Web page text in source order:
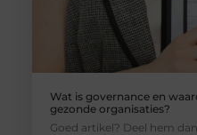
Wat is governance en
gezonde organisaties?
Goed artikel? Deel hem